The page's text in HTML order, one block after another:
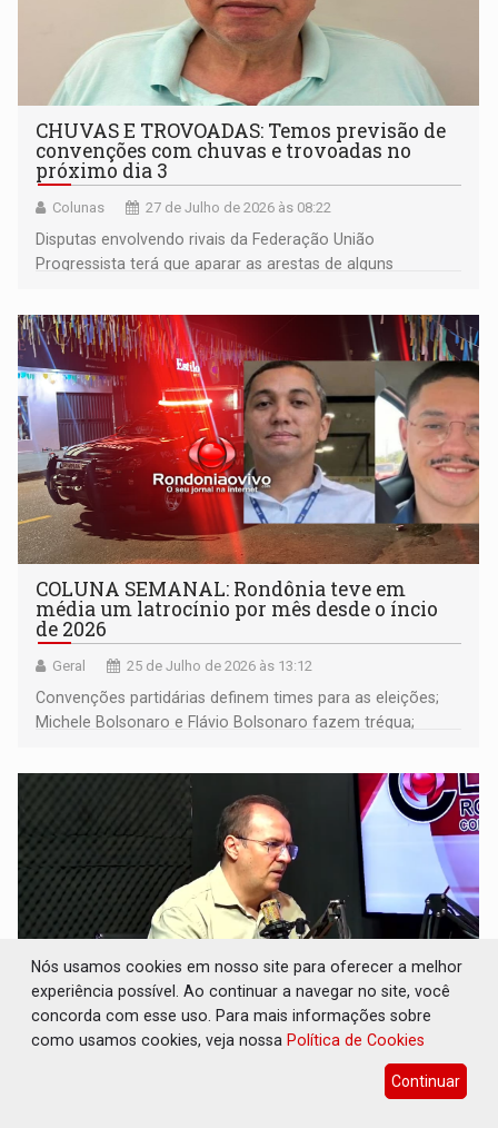
CHUVAS E TROVOADAS: Temos previsão de
convenções com chuvas e trovoadas no
próximo dia 3
Colunas 27 de Julho de 2026 às 08:22
Disputas envolvendo rivais da Federação União
Progressista terá que aparar as arestas de alguns
COLUNA SEMANAL: Rondônia teve em
média um latrocínio por mês desde o íncio
de 2026
Geral 25 de Julho de 2026 às 13:12
Convenções partidárias definem times para as eleições;
Michele Bolsonaro e Flávio Bolsonaro fazem trégua;
mais
CONEXÃO RONDONIAOVIVO: ‘Terceirizar
hospital é fugir da responsabilidade’, diz ex-
Nós usamos cookies em nosso site para oferecer a melhor
experiência possível. Ao continuar a navegar no site, você
concorda com esse uso. Para mais informações sobre
como usamos cookies, veja nossa Política de Cookies
Continuar